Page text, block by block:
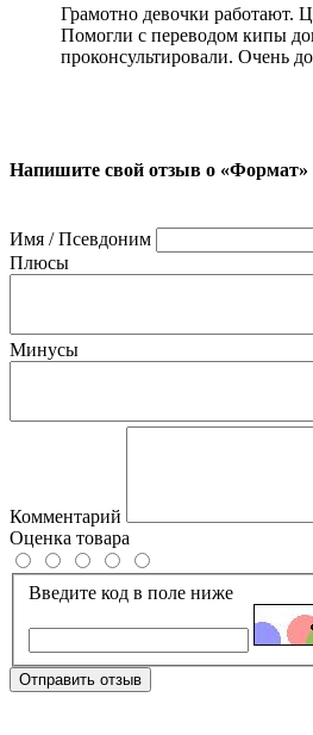
Грамотно девочки работают.
Помогли с переводом кипы
проконсультировали. Очень
Напишите свой отзыв о «Формат»
Имя / Псевдоним
Плюсы
Минусы
Комментарий
Оценка товара
Введите код в поле ниже
Отправить отзыв